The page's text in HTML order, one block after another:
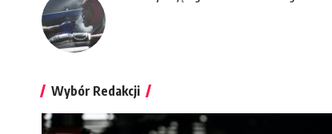
Wybór Redakcji